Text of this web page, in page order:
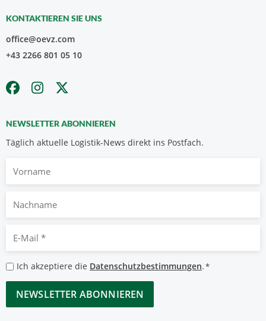
KONTAKTIEREN SIE UNS
office@oevz.com
+43 2266 801 05 10
NEWSLETTER ABONNIEREN
Täglich aktuelle Logistik-News direkt ins Postfach.
Nachname
Mail
*
Datenschutzbestimmungen
*
Ich akzeptiere die Datenschutzbestimmungen.*
CAPTCHA